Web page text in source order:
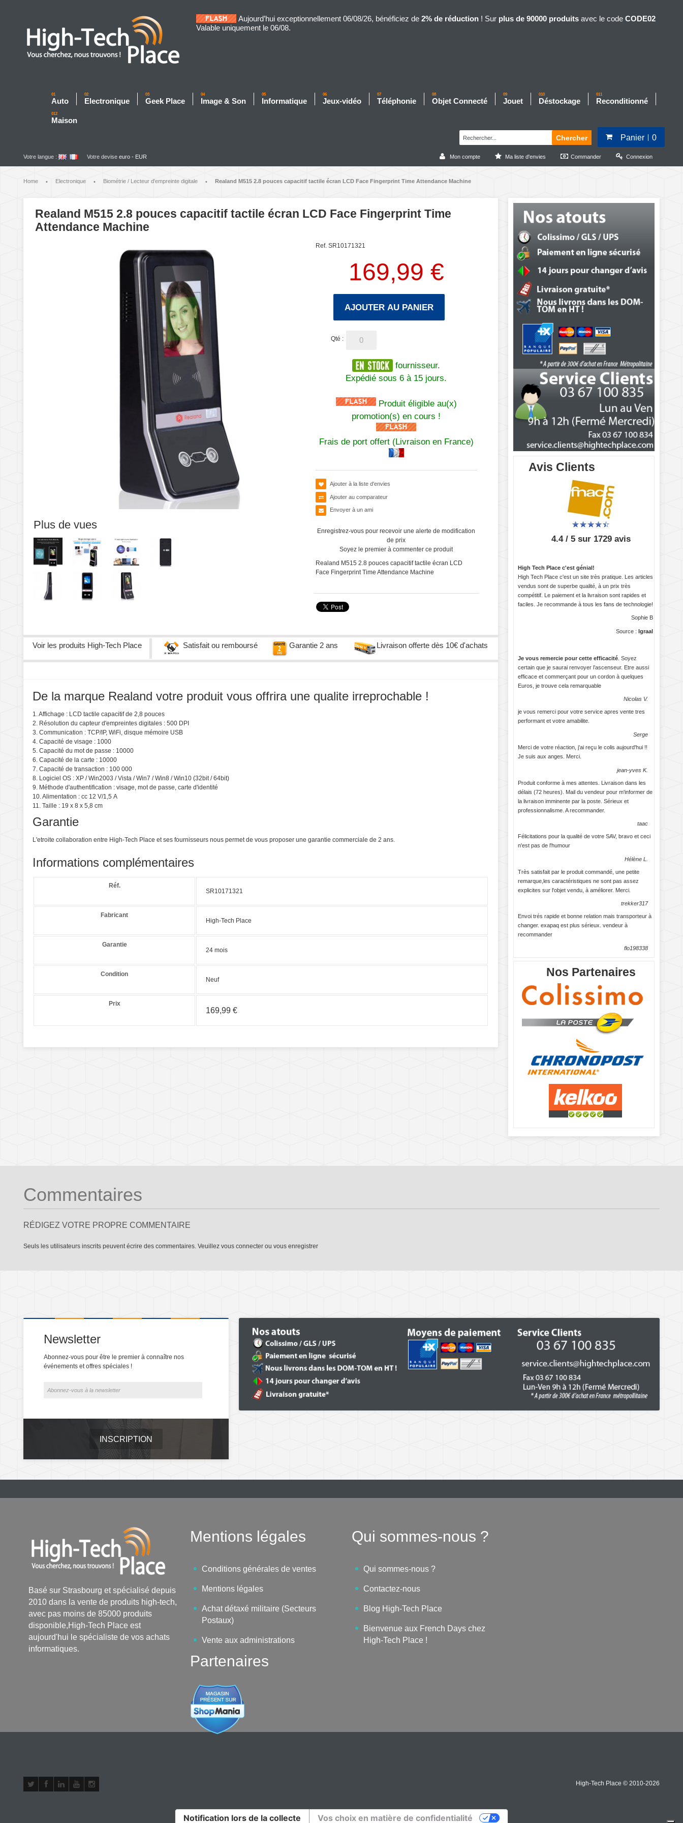
Aujourd’hui exceptionnellement 06/08/26, bénéficiez de 2% de réduction ! Sur plus de 90000 produits avec le code CODE02
Valable uniquement le 06/08.
01
Auto
02
Electronique
03
Geek Place
04
Image & Son
05
Informatique
06
Jeux-vidéo
07
Téléphonie
08
Objet Connecté
09
Jouet
010
Déstockage
011
Reconditionné
012
Maison
Panier
0
Chercher
Mon compte Ma liste d'envies Commander Connexion
Votre langue : Votre devise euro - EUR
Home • Electronique • Biométrie / Lecteur d'empreinte digitale • Realand M515 2.8 pouces capacitif tactile écran LCD Face Fingerprint Time Attendance Machine
Realand M515 2.8 pouces capacitif tactile écran LCD Face Fingerprint Time
Attendance Machine
Plus de vues
Ref. SR10171321
169,99 €
AJOUTER AU PANIER
Qté :
fournisseur.
Expédié sous 6 à 15 jours.
Produit éligible au(x)
promotion(s) en cours !
Frais de port offert (Livraison en France)
Ajouter à la liste d'envies
Ajouter au comparateur
Envoyer à un ami
Enregistrez-vous pour recevoir une alerte de modification
de prix
Soyez le premier à commenter ce produit
Realand M515 2.8 pouces capacitif tactile écran LCD
Face Fingerprint Time Attendance Machine
Voir les produits High-Tech Place Satisfait ou remboursé Garantie 2 ans Livraison offerte dès 10€ d'achats
De la marque Realand votre produit vous offrira une qualite irreprochable !
1. Affichage : LCD tactile capacitif de 2,8 pouces
2. Résolution du capteur d'empreintes digitales : 500 DPI
3. Communication : TCP/IP, WiFi, disque mémoire USB
4. Capacité de visage : 1000
5. Capacité du mot de passe : 10000
6. Capacité de la carte : 10000
7. Capacité de transaction : 100 000
8. Logiciel OS : XP / Win2003 / Vista / Win7 / Win8 / Win10 (32bit / 64bit)
9. Méthode d'authentification : visage, mot de passe, carte d'identité
10. Alimentation : cc 12 V/1,5 A
11. Taille : 19 x 8 x 5,8 cm
Garantie
L'etroite collaboration entre High-Tech Place et ses fournisseurs nous permet de vous proposer une garantie commerciale de 2 ans.
Informations complémentaires
Réf.
SR10171321
Fabricant
High-Tech Place
Garantie
24 mois
Condition
Neuf
Prix
169,99 €
Avis Clients
4.4 / 5 sur 1729 avis
High Tech Place c'est génial!
High Tech Place c'est un site très pratique. Les articles
vendus sont de superbe qualité, à un prix très
compétitif. Le paiement et la livraison sont rapides et
faciles. Je recommande à tous les fans de technologie!
Sophie B
Source : Igraal
Je vous remercie pour cette efficacité . Soyez
certain que je saurai renvoyer l’ascenseur. Etre aussi
efficace et commerçant pour un cordon à quelques
Euros, je trouve cela remarquable
Nicolas V.
je vous remerci pour votre service apres vente tres
performant et votre amabilite.
Serge
Merci de votre réaction, j'ai reçu le colis aujourd'hui !!
Je suis aux anges. Merci.
jean-yves K.
Produit conforme à mes attentes. Livraison dans les
délais (72 heures). Mail du vendeur pour m'informer de
la livraison imminente par la poste. Sérieux et
professionnalisme. A recommander.
taac
Félicitations pour la qualité de votre SAV, bravo et ceci
n'est pas de l'humour
Hélène L.
Très satisfait par le produit commandé, une petite
remarque,les caractéristiques ne sont pas assez
explicites sur l'objet vendu, à améliorer. Merci.
trekker317
Envoi trés rapide et bonne relation mais transporteur à
changer. exapaq est plus sérieux. vendeur à
recommander
flo198338
Nos Partenaires
Commentaires
RÉDIGEZ VOTRE PROPRE COMMENTAIRE
Seuls les utilisateurs inscrits peuvent écrire des commentaires. Veuillez vous connecter ou vous enregistrer
Newsletter
Abonnez-vous pour être le premier à connaître nos
événements et offres spéciales !
INSCRIPTION
Basé sur Strasbourg et spécialisé depuis
2010 dans la vente de produits high-tech,
avec pas moins de 85000 produits
disponible,High-Tech Place est
aujourd'hui le spécialiste de vos achats
informatiques.
Mentions légales
Conditions générales de ventes
Mentions légales
Achat détaxé militaire (Secteurs
Postaux)
Vente aux administrations
Qui sommes-nous ?
Qui sommes-nous ?
Contactez-nous
Blog High-Tech Place
Bienvenue aux French Days chez
High-Tech Place !
Partenaires
High-Tech Place © 2010-2026
Notification lors de la collecte Vos choix en matière de confidentialité